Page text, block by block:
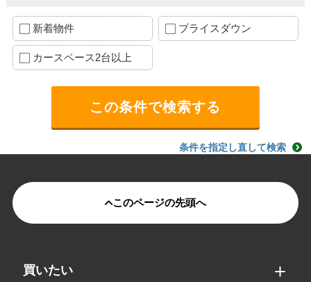
新着物件 プライスダウン
カースペース2台以上
条件を指定し直して検索
このページの先頭へ
買いたい